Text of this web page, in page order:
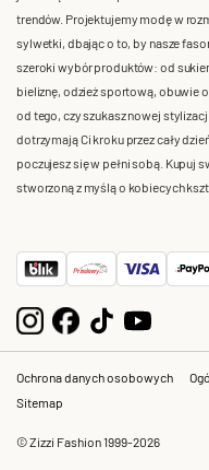
trendów. Projektujemy modę w
sylwetki, dbając o to, by nasze
szeroki wybór produktów: od
bieliznę, odzież sportową, obuwie
od tego, czy szukasz nowej
dotrzymają Ci kroku przez cały
poczujesz się w pełni sobą. Kupuj
stworzoną z myślą o kobiecych
Ochrona danych osobowych
Sitemap
© Zizzi Fashion 1999-2026